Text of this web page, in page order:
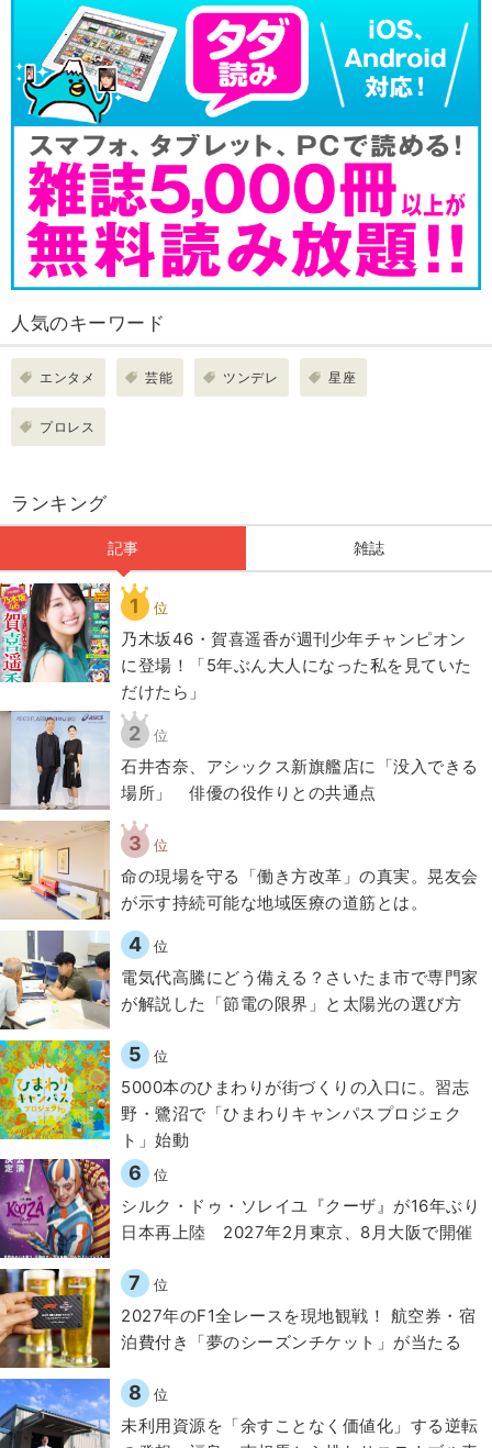
人気のキーワード
エンタメ 芸能 ツンデレ 星座
プロレス
ランキング
記事 雑誌
1 位
乃木坂46・賀喜遥香が週刊少年チャンピオン
に登場！「5年ぶん大人になった私を見ていた
だけたら」
2 位
石井杏奈、アシックス新旗艦店に「没入できる
場所」 俳優の役作りとの共通点
3 位
​命の現場を守る「働き方改革」の真実。晃友会
が示す持続可能な地域医療の道筋とは。
4 位
電気代高騰にどう備える？さいたま市で専門家
が解説した「節電の限界」と太陽光の選び方
5 位
5000本のひまわりが街づくりの入口に。習志
野・鷺沼で「ひまわりキャンパスプロジェク
ト」始動
6 位
シルク・ドゥ・ソレイユ『クーザ』が16年ぶり
日本再上陸 2027年2月東京、8月大阪で開催
7 位
2027年のF1全レースを現地観戦！ 航空券・宿
泊費付き「夢のシーズンチケット」が当たる
8 位
​​未利用資源を「余すことなく価値化」する逆転